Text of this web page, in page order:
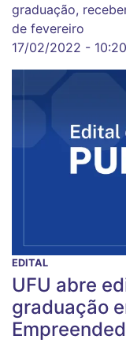
graduação,
de fevereiro
17/02/2022 - 10:20
EDITAL
UFU abre
graduação